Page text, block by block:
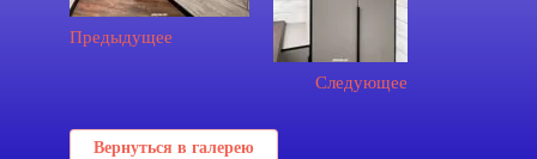
Предыдущее
Следующее
Вернуться в галерею